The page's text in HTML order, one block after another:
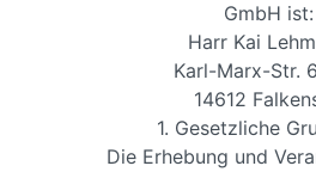
GmbH ist:
Harr Kai
Karl-Marx-Str.
14612
1. Gesetzliche
Die Erhebung und